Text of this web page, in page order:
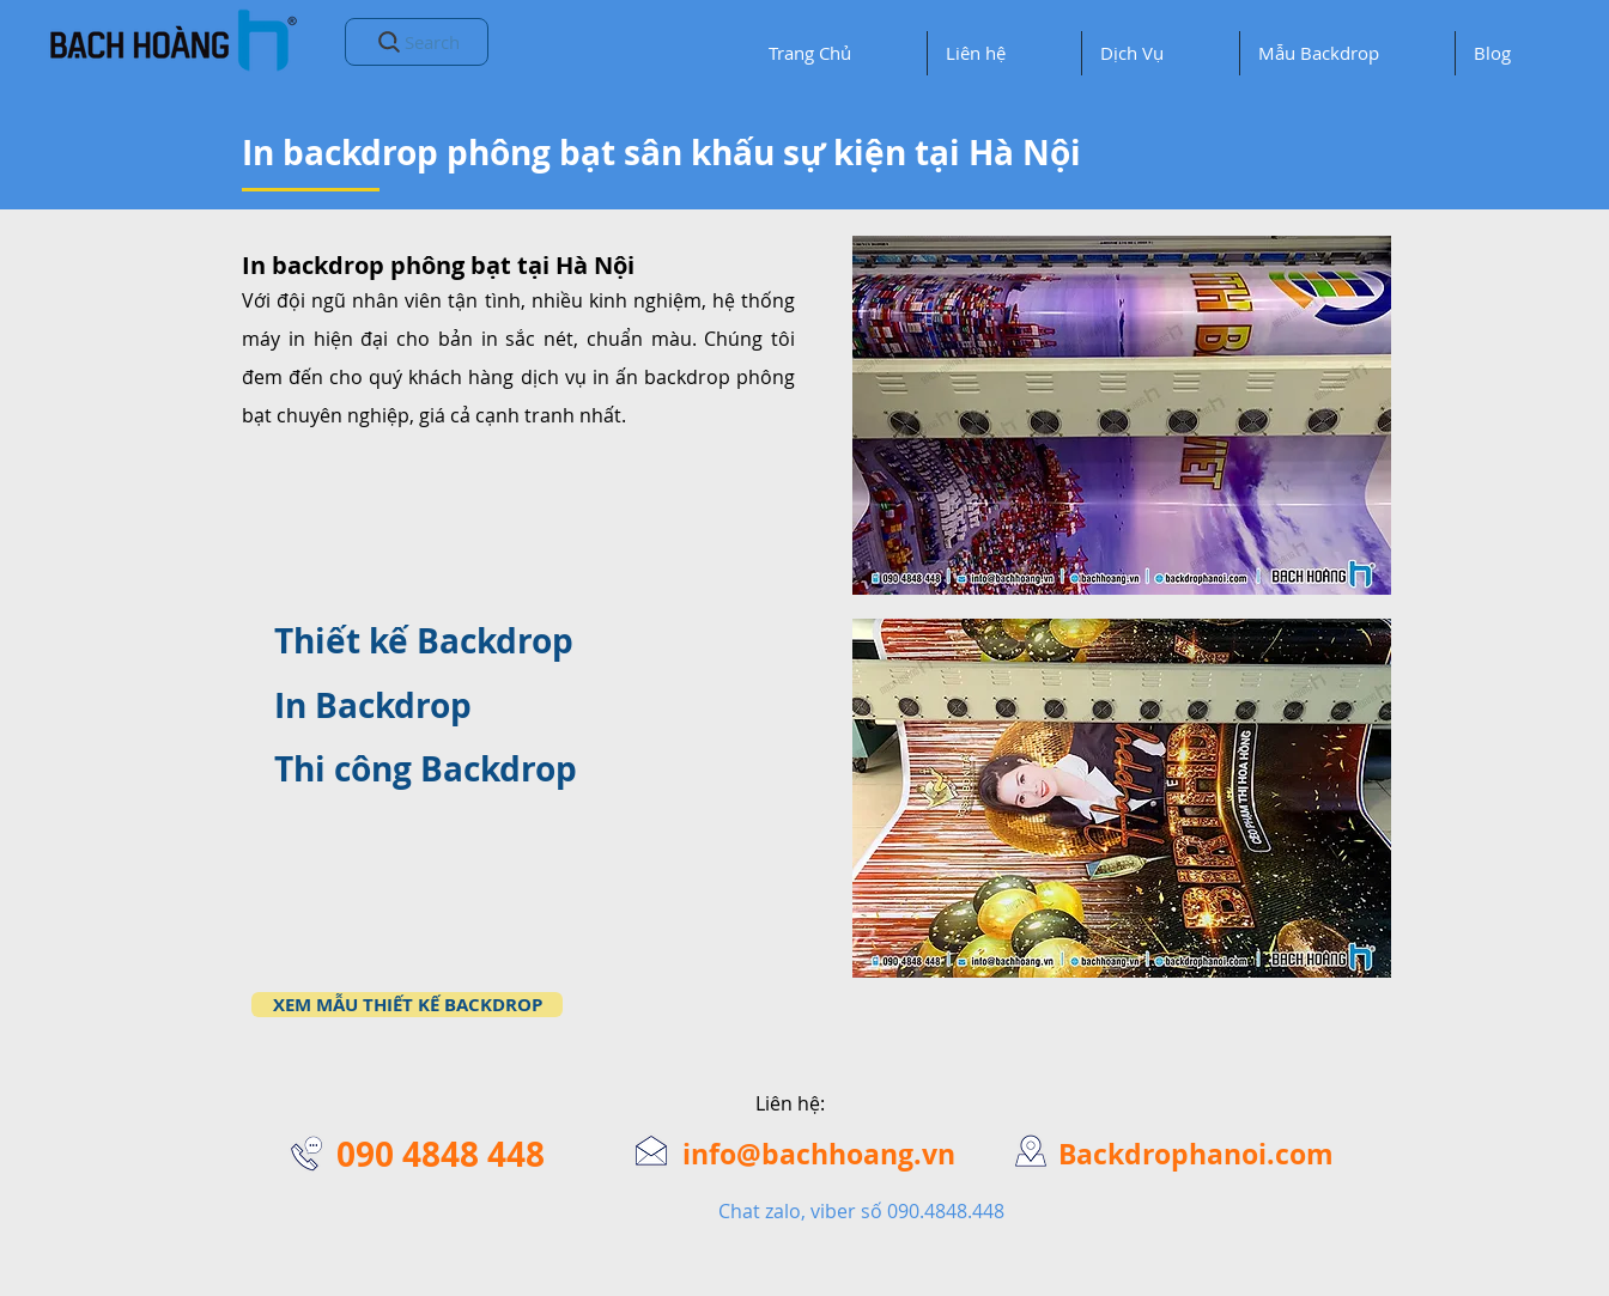
Trang Chủ Liên hệ Dịch Vụ Mẫu Backdrop Blog
Search
In backdrop phông bạt sân khấu sự kiện tại Hà Nội
In backdrop phông bạt tại Hà Nội
Với đội ngũ nhân viên tận tình, nhiều kinh nghiệm, hệ thống
máy in hiện đại cho bản in sắc nét, chuẩn màu. Chúng tôi
đem đến cho quý khách hàng dịch vụ in ấn backdrop phông
bạt chuyên nghiệp, giá cả cạnh tranh nhất.
Thiết kế Backdrop
In Backdrop
Thi công Backdrop
XEM MẪU THIẾT KẾ BACKDROP
info@bachhoang.vn
Chat zalo, viber số 090.4848.448
090 4848 448
Liên hệ:
Backdrophanoi.com